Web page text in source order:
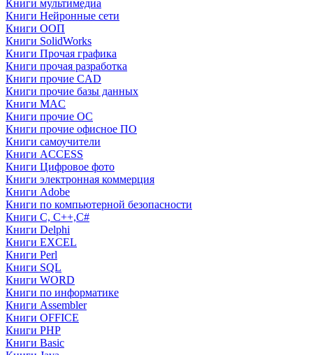
Книги мультимедиа
Книги Нейронные сети
Книги ООП
Книги SolidWorks
Книги Прочая графика
Книги прочая разработка
Книги прочие CAD
Книги прочие базы данных
Книги MAC
Книги прочие ОС
Книги прочие офисное ПО
Книги самоучители
Книги ACCESS
Книги Цифровое фото
Книги электронная коммерция
Книги Adobe
Книги по компьютерной безопасности
Книги C, C++,С#
Книги Delphi
Книги EXCEL
Книги Perl
Книги SQL
Книги WORD
Книги по информатике
Книги Assembler
Книги OFFICE
Книги PHP
Книги Basic